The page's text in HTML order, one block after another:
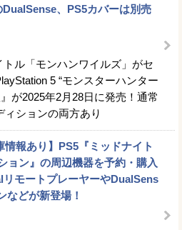
、PS5カバーは別売
トル「モンハンワイルズ」がセ
5 “モンスターハンター
が2025年2月28日に発売！通常
ィションの両方あり
情報あり】PS5『ミッドナイト
ョン』の周辺機器を予約・購入
モートプレーヤーやDualSens
などが新登場！